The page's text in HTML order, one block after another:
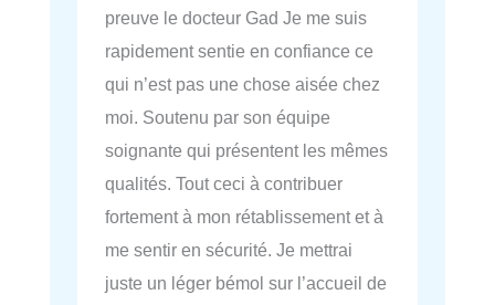
preuve le docteur Gad Je me suis
rapidement sentie en confiance ce
qui n’est pas une chose aisée chez
moi. Soutenu par son équipe
soignante qui présentent les mêmes
qualités. Tout ceci à contribuer
fortement à mon rétablissement et à
me sentir en sécurité. Je mettrai
juste un léger bémol sur l’accueil de